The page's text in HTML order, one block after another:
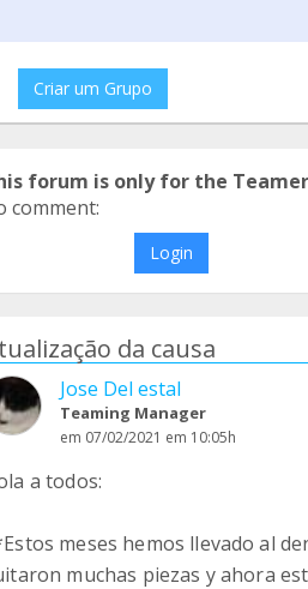
Criar um Grupo
forum is only for the
comment:
Login
da causa
Jose Del estal
Teaming Manager
em 07/02/2021 em 10:05h
a todos:
meses hemos llevado al
muchas piezas y ahora